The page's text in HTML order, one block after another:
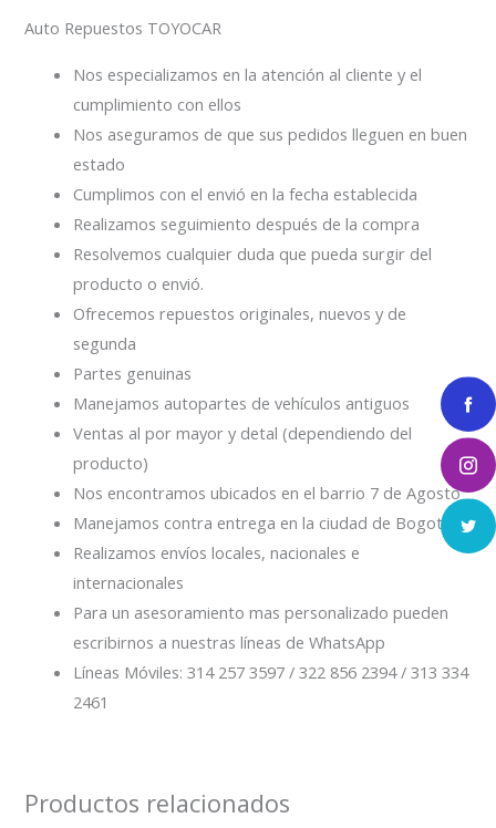
Auto Repuestos TOYOCAR
Nos especializamos en la atención al cliente y el
cumplimiento con ellos
Nos aseguramos de que sus pedidos lleguen en buen
estado
Cumplimos con el envió en la fecha establecida
Realizamos seguimiento después de la compra
Resolvemos cualquier duda que pueda surgir del
producto o envió.
Ofrecemos repuestos originales, nuevos y de
segunda
Partes genuinas
Manejamos autopartes de vehículos antiguos
Ventas al por mayor y detal (dependiendo del
producto)
Nos encontramos ubicados en el barrio 7 de Agosto
Manejamos contra entrega en la ciudad de Bogotá
Realizamos envíos locales, nacionales e
internacionales
Para un asesoramiento mas personalizado pueden
escribirnos a nuestras líneas de WhatsApp
Líneas Móviles: 314 257 3597 / 322 856 2394 / 313 334
2461
Productos relacionados